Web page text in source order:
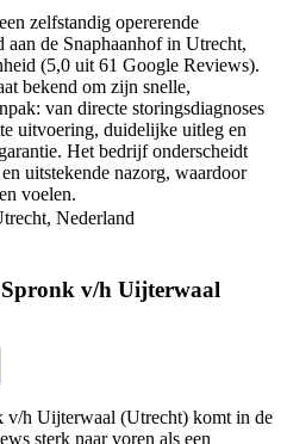
zelfstandig opererende
de Snaphaanhof in Utrecht,
(5,0 uit 61 Google Reviews).
bekend om zijn snelle,
van directe storingsdiagnoses
uitvoering, duidelijke uitleg en
Het bedrijf onderscheidt
uitstekende nazorg, waardoor
voelen.
Nederland
v/h Uijterwaal
h Uijterwaal (Utrecht) komt in de
sterk naar voren als een